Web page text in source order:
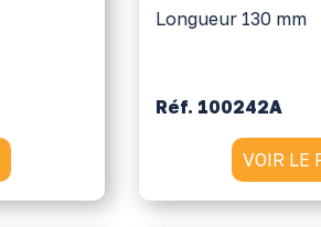
Longueur 130 mm
Réf. 100242A
VOIR LE